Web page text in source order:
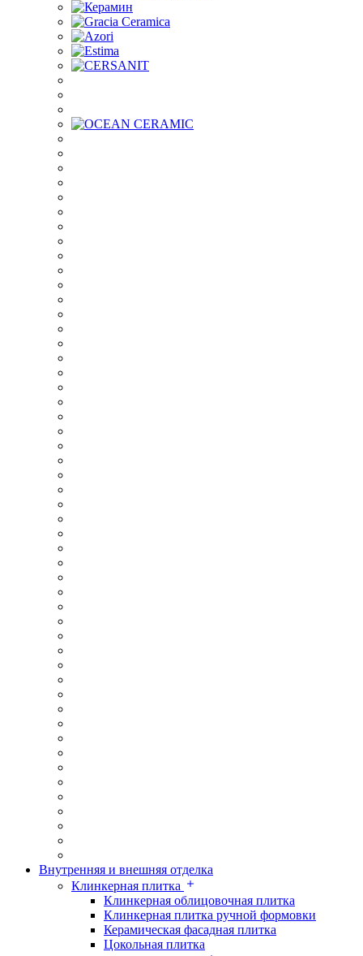
Внутренняя и внешняя отделка
Клинкерная плитка
Клинкерная облицовочная плитка
Клинкерная плитка ручной формовки
Керамическая фасадная плитка
Цокольная плитка